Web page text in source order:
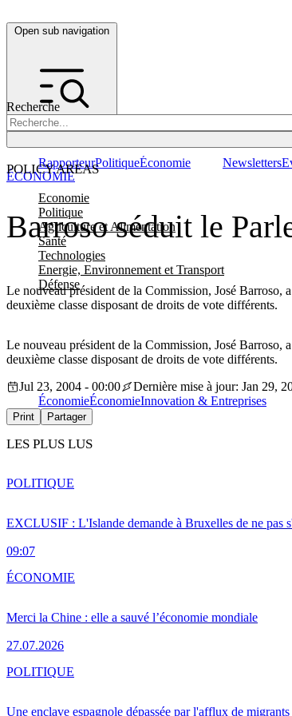
Open sub navigation
Recherche
POLICY AREAS
Economie
Politique
Agriculture et Alimentation
Santé
Technologies
Energie, Environnement et Transport
Défense
RapporteurPolitiqueÉconomie Newsletters
Barroso séduit le
Le nouveau président de la Commission, José Barroso,
deuxième classe disposant de droits de vote différents.
ÉCONOMIE
Le nouveau président de la Commission, José Barroso,
deuxième classe disposant de droits de vote différents.
Jul 23, 2004 - 00:00
Dernière mise à jour: Jan 29,
ÉconomieÉconomieInnovation & Entreprises
Print Partager
LES PLUS LUS
EXCLUSIF : L'Islande demande à Bruxelles de ne pas
09:07
POLITIQUE
Merci la Chine : elle a sauvé l’économie mondiale
27.07.2026
ÉCONOMIE
Une enclave espagnole dépassée par l'afflux de
POLITIQUE